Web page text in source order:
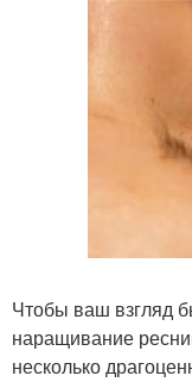
Чтобы ваш взгляд
наращивание
несколько